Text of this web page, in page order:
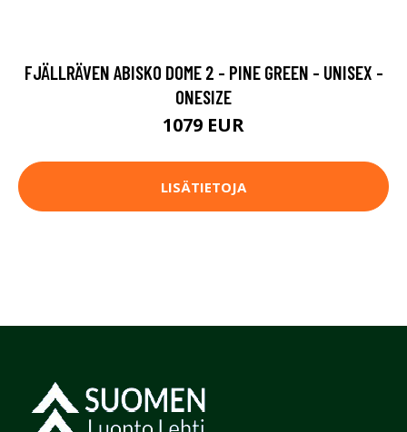
FJÄLLRÄVEN ABISKO DOME 2 - PINE GREEN - UNISEX -
ONESIZE
1079 EUR
LISÄTIETOJA